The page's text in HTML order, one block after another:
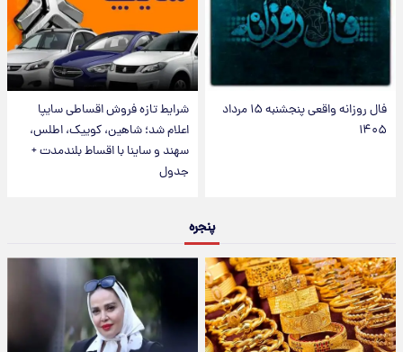
فال روزانه واقعی پنجشنبه ۱۵ مرداد
۱۴۰۵
شرایط تازه فروش اقساطی سایپا
اعلام شد؛ شاهین، کوییک، اطلس،
سهند و ساینا با اقساط بلندمدت +
جدول
پنجره